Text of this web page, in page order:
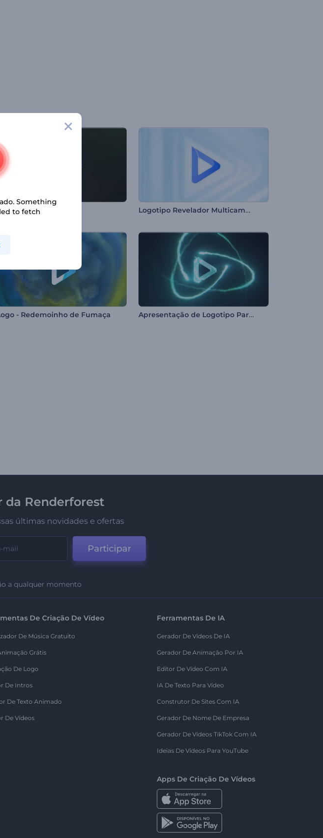
Eletrizante Logotipo Revelador Multicamadas
- Redemoinho de Fumaça Apresentação de Logotipo Partículas em Colisão
da Renderforest
últimas novidades e ofertas
Participar
a qualquer momento
De Criação De Vídeo
De Música Gratuito
Grátis
De Logo
De Intros
De Texto Animado
De Vídeos
Ferramentas De IA
Gerador De Vídeos De IA
Gerador De Animação Por IA
Editor De Vídeo Com IA
IA De Texto Para Vídeo
Construtor De Sites Com IA
Gerador De Nome De Empresa
Gerador De Vídeos TikTok Com IA
Ideias De Vídeos Para YouTube
Apps De Criação De Vídeos
Something
to fetch